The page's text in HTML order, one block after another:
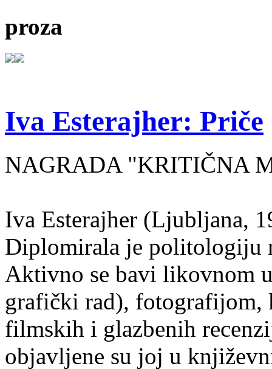
proza
Iva Esterajher: Priče
NAGRADA "KRITIČNA
Iva Esterajher (Ljubljana,
Diplomirala je politologiju
Aktivno se bavi likovnom
grafički rad), fotografijom,
filmskih i glazbenih
objavljene su joj u